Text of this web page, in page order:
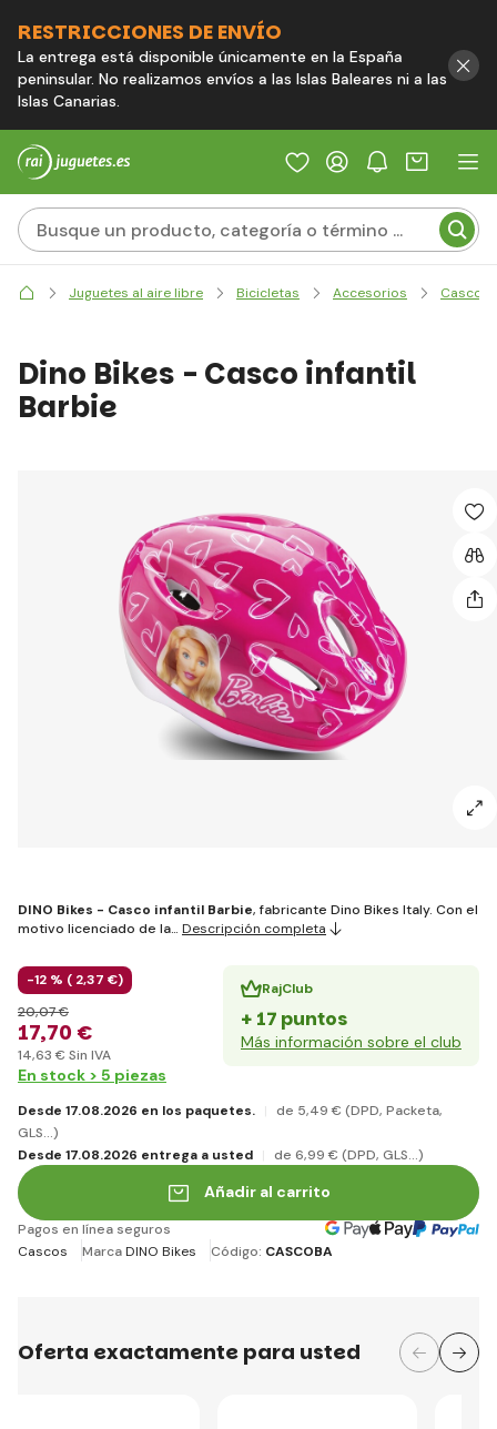
RESTRICCIONES DE ENVÍO
La entrega está disponible únicamente en la España
peninsular. No realizamos envíos a las Islas Baleares ni a las
Islas Canarias.
Juguetes al aire libre Bicicletas Accesorios Cascos
Dino Bikes - Casco infantil
Barbie
DINO Bikes - Casco infantil Barbie, fabricante Dino Bikes Italy. Con el
motivo licenciado de la… Descripción completa
-12 % ( 2,37 €)
17,70 €
20,07 €
14,63 € Sin IVA
RajClub
+ 17 puntos
Más información sobre el club
En stock > 5 piezas
Desde 17.08.2026 en los paquetes. de 5,49 € (DPD, Packeta,
GLS...)
Desde 17.08.2026 entrega a usted
de 6,99 € (DPD, GLS...)
Añadir al carrito
Pagos en línea seguros
Cascos
MarcaDINO Bikes Código: CASCOBA
Oferta exactamente para usted